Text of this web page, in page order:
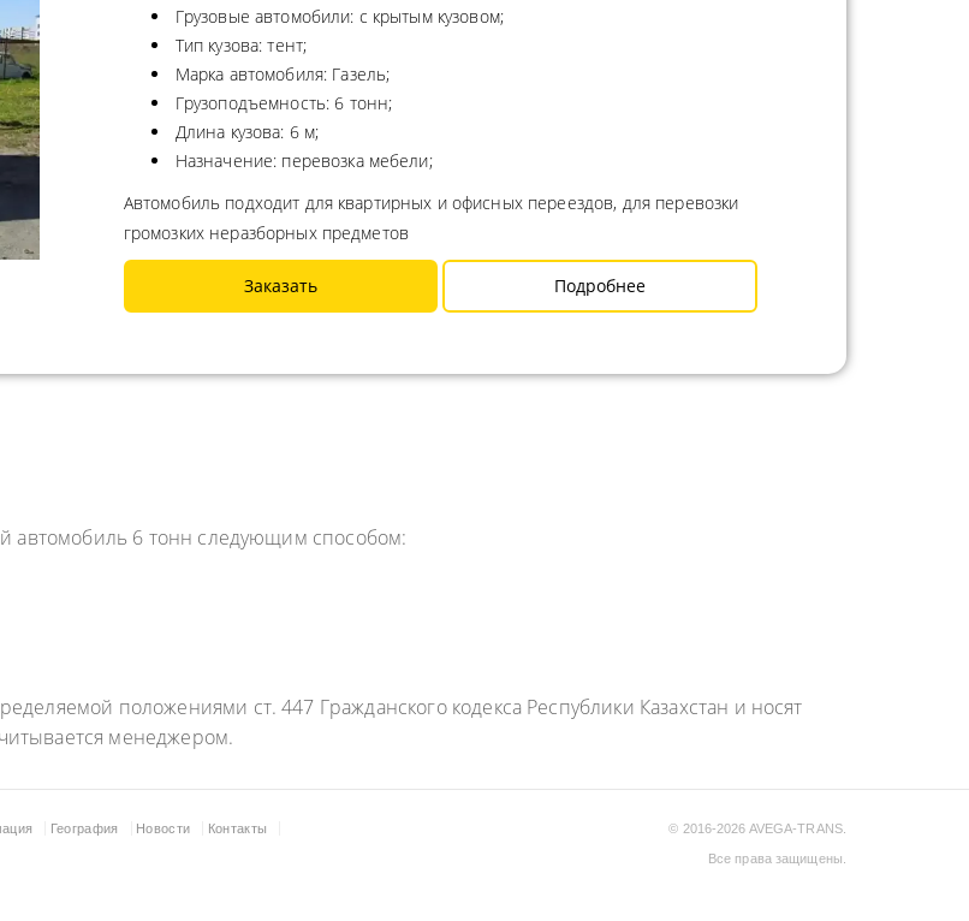
Грузовые автомобили: с крытым кузовом;
Тип кузова: тент;
Марка автомобиля: Газель;
Грузоподъемность: 6 тонн;
Длина кузова: 6 м;
Назначение: перевозка мебели;
Автомобиль подходит для квартирных и офисных переездов, для перевозки
громозких неразборных предметов
Заказать Подробнее
автомобиль 6 тонн следующим способом:
положениями ст. 447 Гражданского кодекса Республики Казахстан и носят
менеджером.
География Новости Контакты © 2016-2026 AVEGA-TRANS.
Все права защищены.